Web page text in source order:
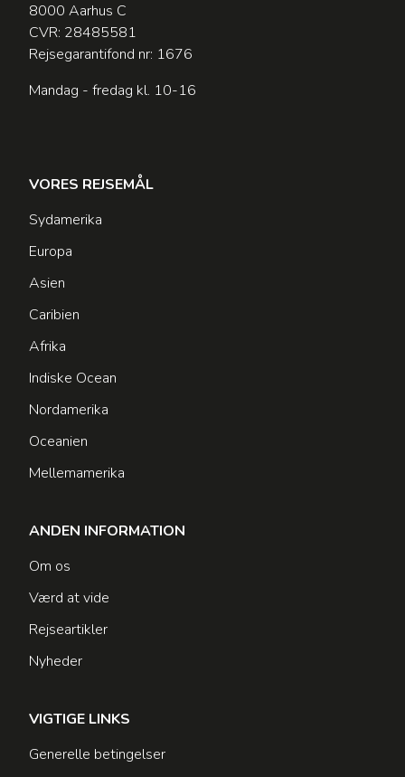
8000 Aarhus C
CVR: 28485581
Rejsegarantifond nr: 1676
Mandag - fredag kl. 10-16
VORES REJSEMÅL
Sydamerika
Europa
Asien
Caribien
Afrika
Indiske Ocean
Nordamerika
Oceanien
Mellemamerika
ANDEN INFORMATION
Om os
Værd at vide
Rejseartikler
Nyheder
VIGTIGE LINKS
Generelle betingelser